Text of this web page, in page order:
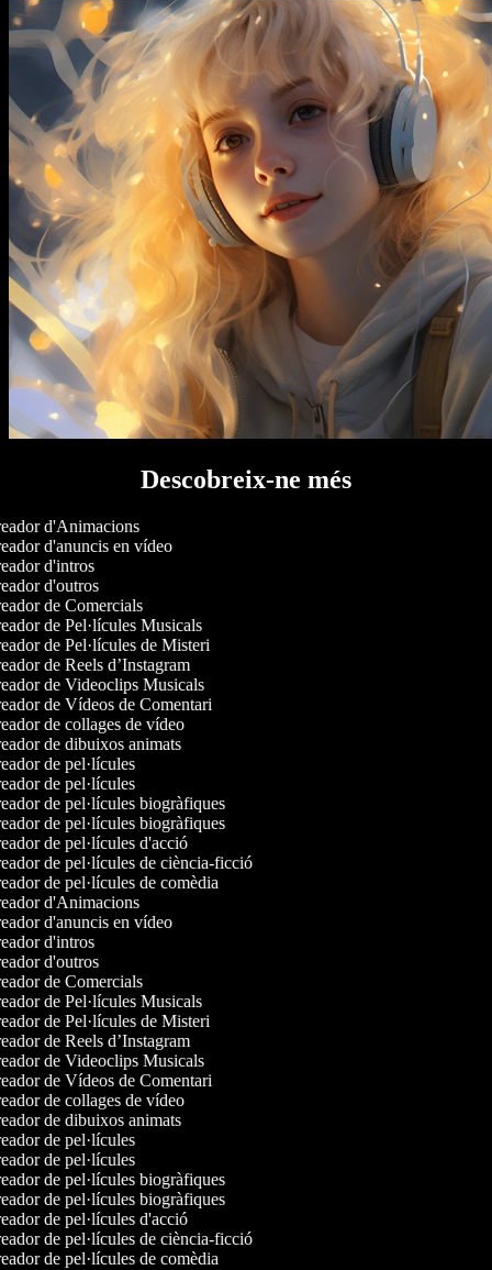
Descobreix-ne més
d'Animacions
d'anuncis en vídeo
d'intros
d'outros
de Comercials
de Pel·lícules Musicals
de Pel·lícules de Misteri
de Reels d’Instagram
de Videoclips Musicals
de Vídeos de Comentari
de collages de vídeo
de dibuixos animats
de pel·lícules
de pel·lícules
de pel·lícules biogràfiques
de pel·lícules biogràfiques
de pel·lícules d'acció
de pel·lícules de ciència-ficció
de pel·lícules de comèdia
d'Animacions
d'anuncis en vídeo
d'intros
d'outros
de Comercials
de Pel·lícules Musicals
de Pel·lícules de Misteri
de Reels d’Instagram
de Videoclips Musicals
de Vídeos de Comentari
de collages de vídeo
de dibuixos animats
de pel·lícules
de pel·lícules
de pel·lícules biogràfiques
de pel·lícules biogràfiques
de pel·lícules d'acció
de pel·lícules de ciència-ficció
de pel·lícules de comèdia